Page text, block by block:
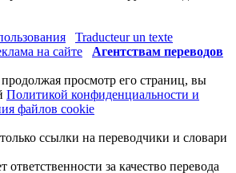
Traducteur un texte
на сайте Агентствам переводов
продолжая просмотр его страниц, вы
Политикой конфиденциальности и
файлов cookie
ссылки на переводчики и словари
ответственности за качество перевода